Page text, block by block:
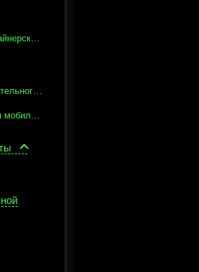
Особенный дизайнерский вариант оформления
Для восстановительного лечения
Для проведения мобилизации, манипуляции и массажа, мануальная терапия